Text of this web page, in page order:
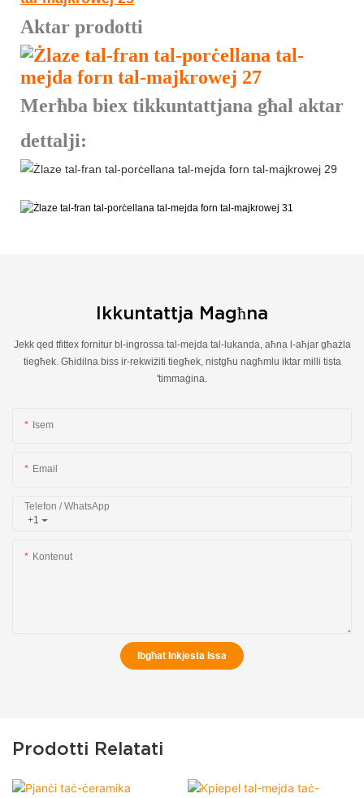
Aktar prodotti
Merħba biex tikkuntattjana għal aktar
dettalji:
Ikkuntattja Magħna
Jekk qed tfittex fornitur bl-ingrossa tal-mejda tal-lukanda, aħna l-aħjar għażla
tiegħek. Għidilna biss ir-rekwiżiti tiegħek, nistgħu nagħmlu iktar milli tista
'timmaġina.
Isem
Email
+1
Telefon / WhatsApp
Kontenut
Ibgħat Inkjesta Issa
Prodotti Relatati